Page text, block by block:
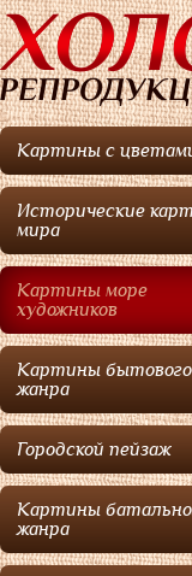
Картины с
Исторические
мира
Картины море
художников
Картины бытового
жанра
Городской пейзаж
Картины
жанра